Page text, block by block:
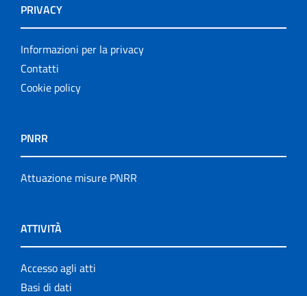
PRIVACY
Informazioni per la privacy
Contatti
Cookie policy
PNRR
Attuazione misure PNRR
ATTIVITÀ
Accesso agli atti
Basi di dati